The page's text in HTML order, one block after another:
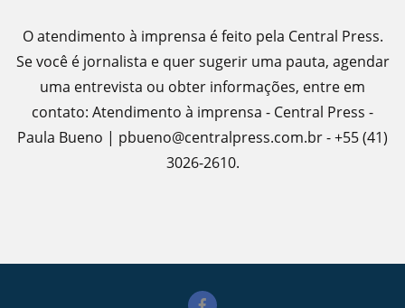
O atendimento à imprensa é feito pela Central Press.
Se você é jornalista e quer sugerir uma pauta, agendar
uma entrevista ou obter informações, entre em
contato: Atendimento à imprensa - Central Press -
Paula Bueno | pbueno@centralpress.com.br - +55 (41)
3026-2610.